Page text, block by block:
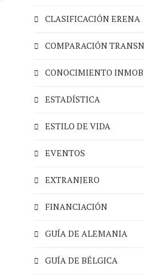
CLASIFICACIÓN ERENA
COMPARACIÓN
CONOCIMIENTO
ESTADÍSTICA
ESTILO DE VIDA
EVENTOS
EXTRANJERO
FINANCIACIÓN
GUÍA DE ALEMANIA
GUÍA DE BÉLGICA